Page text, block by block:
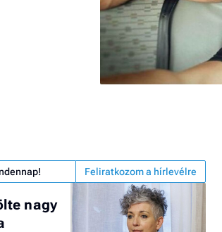
Feliratkozom a hírlevélre
nagy